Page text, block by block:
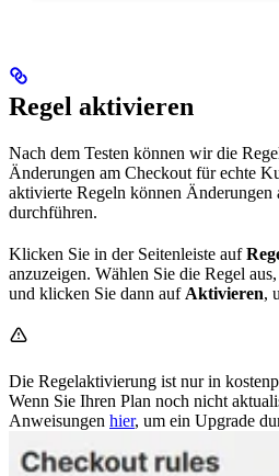
Regel aktivieren
Nach dem Testen können wir die
Änderungen am Checkout für echte
aktivierte Regeln können
durchführen.
Klicken Sie in der Seitenleiste auf
anzuzeigen. Wählen Sie die Regel
und klicken Sie dann auf Aktivieren,
Die Regelaktivierung ist nur in
Wenn Sie Ihren Plan noch nicht
Anweisungen hier, um ein Upgrade